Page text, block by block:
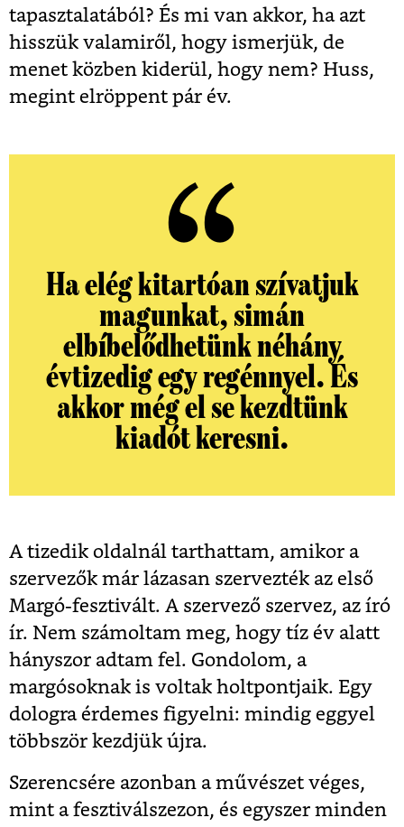
tapasztalatából? És mi van akkor, ha azt
hisszük valamiről, hogy ismerjük, de
menet közben kiderül, hogy nem? Huss,
megint elröppent pár év.
Ha elég kitartóan szívatjuk
magunkat, simán
elbíbelődhetünk néhány
évtizedig egy regénnyel. És
akkor még el se kezdtünk
kiadót keresni.
A tizedik oldalnál tarthattam, amikor a
szervezők már lázasan szervezték az első
Margó-fesztivált. A szervező szervez, az író
ír. Nem számoltam meg, hogy tíz év alatt
hányszor adtam fel. Gondolom, a
margósoknak is voltak holtpontjaik. Egy
dologra érdemes figyelni: mindig eggyel
többször kezdjük újra.
Szerencsére azonban a művészet véges,
mint a fesztiválszezon, és egyszer minden